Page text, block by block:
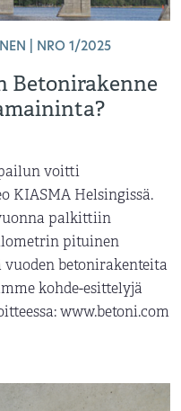
| NRO 1/2025
Betonirakenne
voitti
KIASMA Helsingissä.
palkittiin
pituinen
betonirakenteita
kohde-esittelyjä
www.betoni.com